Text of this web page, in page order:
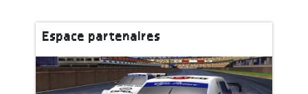
Espace partenaires